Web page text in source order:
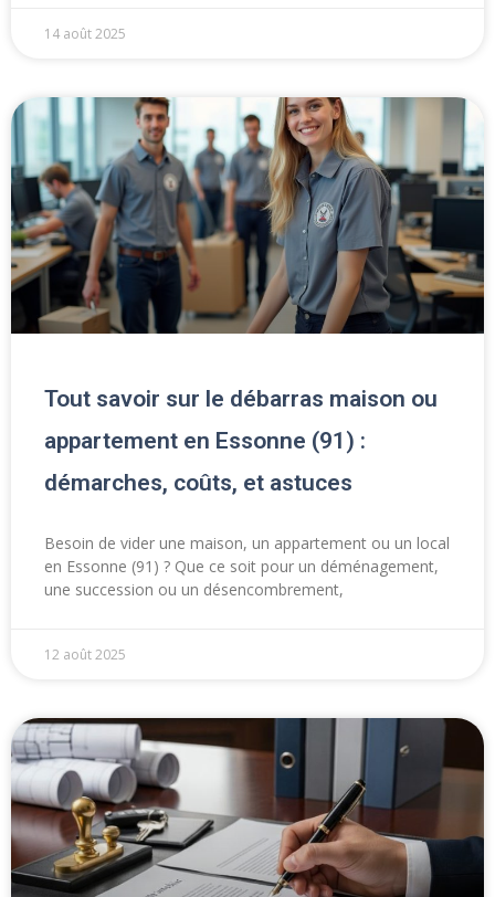
14 août 2025
Tout savoir sur le débarras maison ou
appartement en Essonne (91) :
démarches, coûts, et astuces
Besoin de vider une maison, un appartement ou un local
en Essonne (91) ? Que ce soit pour un déménagement,
une succession ou un désencombrement,
12 août 2025